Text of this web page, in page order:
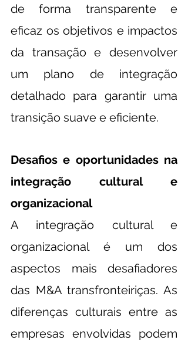
de forma transparente e
eficaz os objetivos e impactos
da transação e desenvolver
um plano de integração
detalhado para garantir uma
transição suave e eficiente.
Desafios e oportunidades na
integração cultural e
organizacional
A integração cultural e
organizacional é um dos
aspectos mais desafiadores
das M&A transfronteiriças. As
diferenças culturais entre as
empresas envolvidas podem